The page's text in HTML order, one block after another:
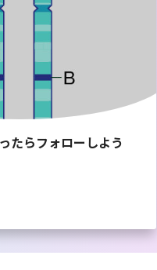
たらフォローしよう